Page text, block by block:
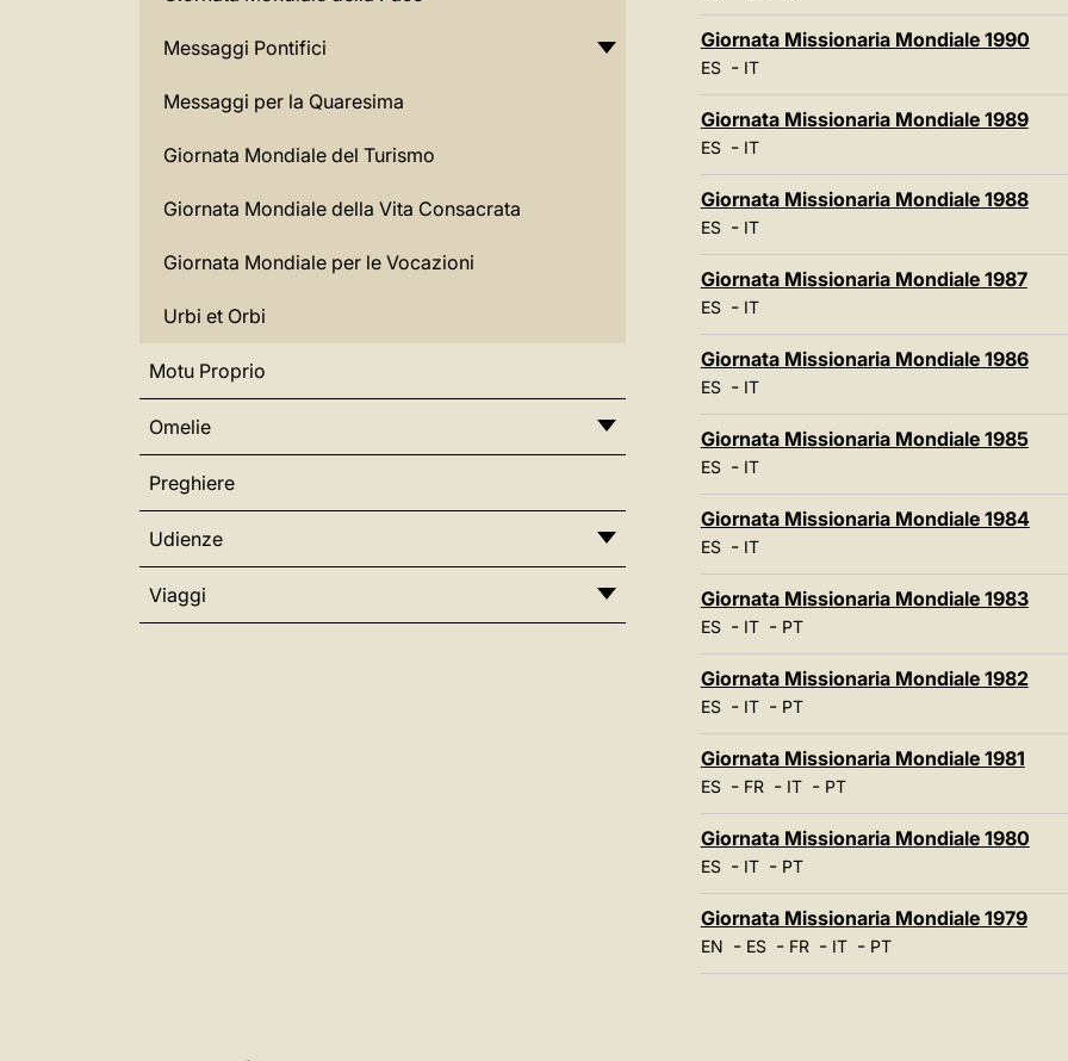
Messaggi Pontifici
Messaggi per la Quaresima
Giornata Mondiale del Turismo
Giornata Mondiale della Vita Consacrata
Giornata Mondiale per le Vocazioni
Urbi et Orbi
Motu Proprio
Omelie
Preghiere
Udienze
Viaggi
Giornata Missionaria Mondiale 1990
ES- IT
Giornata Missionaria Mondiale 1989
ES- IT
Giornata Missionaria Mondiale 1988
ES- IT
Giornata Missionaria Mondiale 1987
ES- IT
Giornata Missionaria Mondiale 1986
ES- IT
Giornata Missionaria Mondiale 1985
ES- IT
Giornata Missionaria Mondiale 1984
ES- IT
Giornata Missionaria Mondiale 1983
ES- IT- PT
Giornata Missionaria Mondiale 1982
ES- IT- PT
Giornata Missionaria Mondiale 1981
ES- FR- IT- PT
Giornata Missionaria Mondiale 1980
ES- IT- PT
Giornata Missionaria Mondiale 1979
EN - ES- FR- IT- PT